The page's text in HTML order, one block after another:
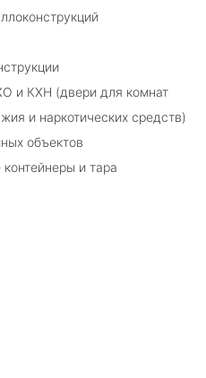
и КХН (двери для комнат
и наркотических средств)
объектов
и тара